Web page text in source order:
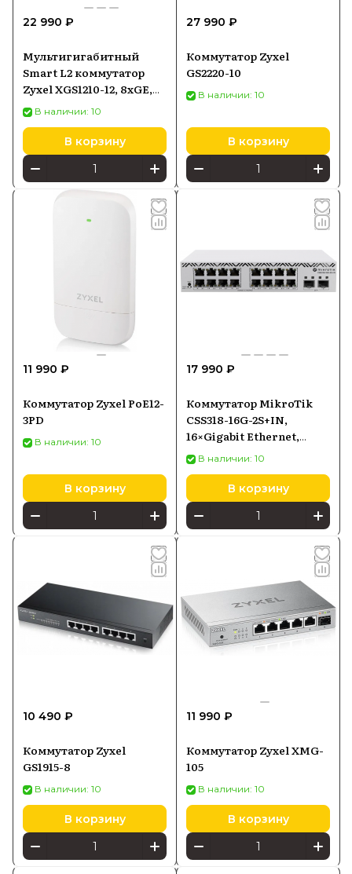
22 990 ₽
Мультигигабитный
Smart L2 коммутатор
Zyxel XGS1210-12, 8xGE,
2x1/2,5GE, 2xSFP+,
настольный,
бесшумный
В наличии: 10
В корзину
27 990 ₽
Коммутатор Zyxel
GS2220-10
В наличии: 10
В корзину
11 990 ₽
Коммутатор Zyxel PoE12-
3PD
В наличии: 10
В корзину
17 990 ₽
Коммутатор MikroTik
CSS318-16G-2S+IN,
16×Gigabit Ethernet,
2×SFP+
В наличии: 10
В корзину
10 490 ₽
Коммутатор Zyxel
GS1915-8
В наличии: 10
В корзину
11 990 ₽
Коммутатор Zyxel XMG-
105
В наличии: 10
В корзину